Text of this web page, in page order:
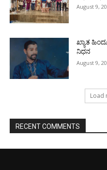
August 9,
ಖ್ಯಾತ
ನಿಧನ
August 9,
Load
RECENT COMMENTS